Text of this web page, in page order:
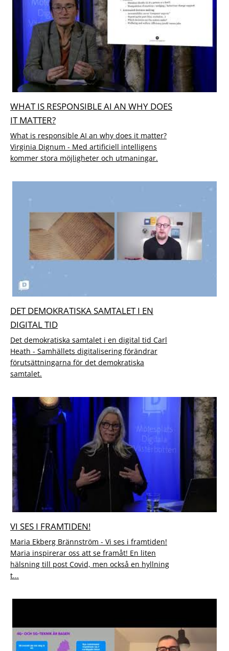
WHAT IS RESPONSIBLE AI AN WHY DOES
IT MATTER?
What is responsible AI an why does it matter?
Virginia Dignum - Med artificiell intelligens
kommer stora möjligheter och utmaningar.
DET DEMOKRATISKA SAMTALET I EN
DIGITAL TID
Det demokratiska samtalet i en digital tid Carl
Heath - Samhällets digitalisering förändrar
förutsättningarna för det demokratiska
samtalet.
VI SES I FRAMTIDEN!
Maria Ekberg Brännström - Vi ses i framtiden!
Maria inspirerar oss att se framåt! En liten
hälsning till post Covid, men också en hyllning
t...